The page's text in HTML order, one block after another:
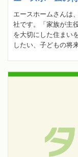
エースホームさんは
社です。「家族が主
を大切にした住まい
したい、子どもの将